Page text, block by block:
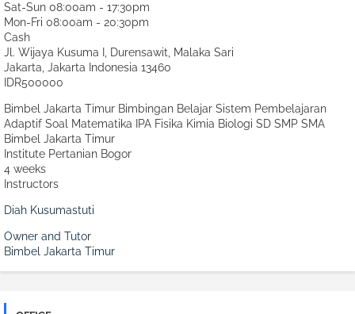
Sat-Sun 08:00am - 17:30pm
Mon-Fri 08:00am - 20:30pm
Cash
Jl. Wijaya Kusuma I, Durensawit, Malaka Sari
Jakarta Jakarta Indonesia 13460
IDR500000
Bimbel Jakarta Timur Bimbingan Belajar Sistem Pembelajaran
Adaptif Soal Matematika IPA Fisika Kimia Biologi SD SMP SMA
Bimbel Jakarta Timur
Institute Pertanian Bogor
4 weeks
Instructors
Diah Kusumastuti
Owner and Tutor
Bimbel Jakarta Timur